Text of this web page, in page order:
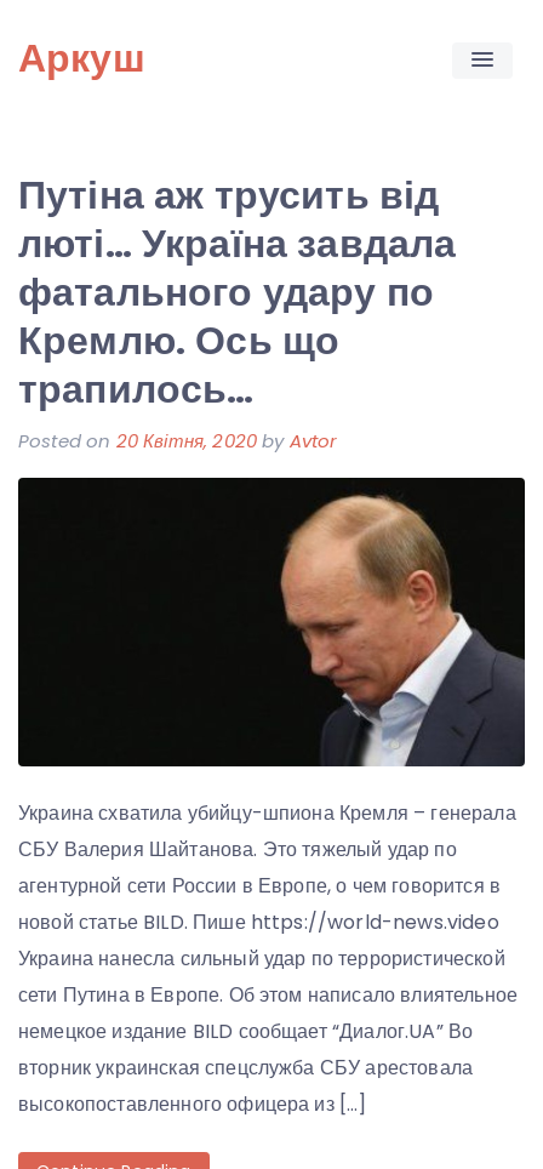
content
Аркуш
Путіна аж трусить від
люті… Україна завдала
фатального удару по
Кремлю. Ось що
трапилось…
Posted on 20 Квітня, 2020byAvtor
Украина схватила убийцу-шпиона Кремля – генерала
СБУ Валерия Шайтанова. Это тяжелый удар по
агентурной сети России в Европе, о чем говорится в
новой статье BILD. Пише https://world-news.video
Украина нанесла сильный удар по террористической
сети Путина в Европе. Об этом написало влиятельное
немецкое издание BILD сообщает “Диалог.UA” Во
вторник украинская спецслужба СБУ арестовала
высокопоставленного офицера из […]